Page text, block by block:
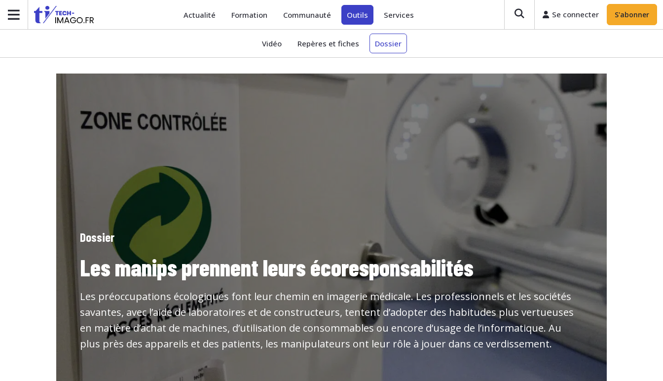
Actualité Formation Communauté Outils Services Se connecter S'abonner
Vidéo Repères et fiches Dossier
Dossier
Les manips prennent leurs écoresponsabilités
Les préoccupations écologiques font leur chemin en imagerie médicale. Les professionnels et les sociétés
savantes, avec l’aide de laboratoires et de constructeurs, tentent d’adopter des habitudes plus vertueuses
en matière d’achat de machines, d’utilisation de consommables ou encore d’usage de l’informatique. Au
plus près des appareils et des patients, les manipulateurs ont leur rôle à jouer dans ce verdissement.